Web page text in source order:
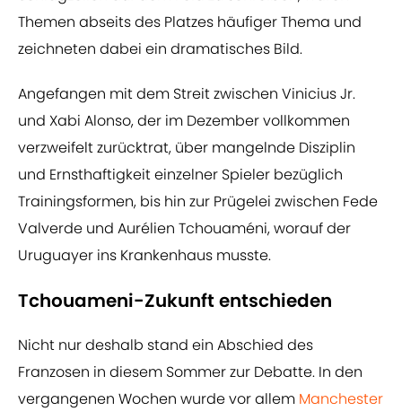
Themen abseits des Platzes häufiger Thema und
zeichneten dabei ein dramatisches Bild.
Angefangen mit dem Streit zwischen Vinicius Jr.
und Xabi Alonso, der im Dezember vollkommen
verzweifelt zurücktrat, über mangelnde Disziplin
und Ernsthaftigkeit einzelner Spieler bezüglich
Trainingsformen, bis hin zur Prügelei zwischen Fede
Valverde und Aurélien Tchouaméni, worauf der
Uruguayer ins Krankenhaus musste.
Tchouameni-Zukunft entschieden
Nicht nur deshalb stand ein Abschied des
Franzosen in diesem Sommer zur Debatte. In den
vergangenen Wochen wurde vor allem Manchester